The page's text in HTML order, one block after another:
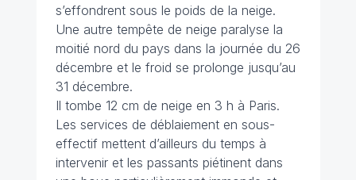
s’effondrent sous le poids de la neige.
Une autre tempête de neige paralyse la
moitié nord du pays dans la journée du 26
décembre et le froid se prolonge jusqu’au
31 décembre.
Il tombe 12 cm de neige en 3 h à Paris.
Les services de déblaiement en sous-
effectif mettent d’ailleurs du temps à
intervenir et les passants piétinent dans